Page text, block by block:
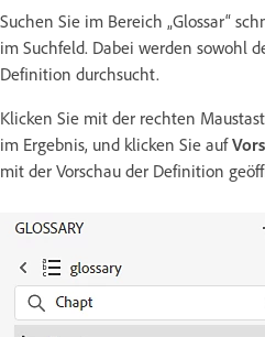
Suchen Sie im Bereich „Glossar“
im Suchfeld. Dabei werden sowohl
Definition durchsucht.
Klicken Sie mit der rechten
im Ergebnis, und klicken Sie auf
mit der Vorschau der Definition